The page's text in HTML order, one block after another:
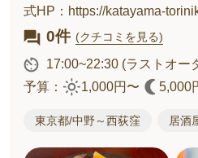
式HP：https://katayama-
0件 (クチコミを見る)
17:00~22:30 (ラストオー
予算：
1,000円〜 5,000
東京都/中野～西荻窪 居酒